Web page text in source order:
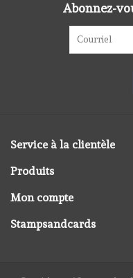
Abonnez-
Service à la clientèle
Produits
Mon compte
Stampsandcards